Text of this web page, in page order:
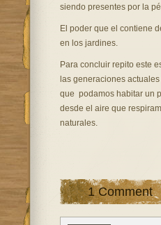
siendo presentes por la
El poder que el contiene
en los jardines.
Para concluir repito este
las generaciones
que podamos habitar un
desde el aire que
naturales.
1 Comment